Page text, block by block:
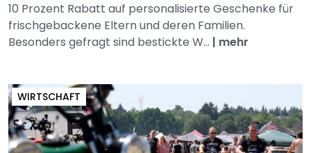
10 Prozent Rabatt auf personalisierte Geschenke für
frischgebackene Eltern und deren Familien.
Besonders gefragt sind bestickte W... | mehr
WIRTSCHAFT